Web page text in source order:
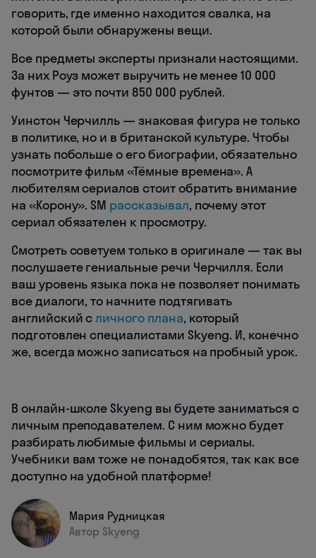
говорить, где именно находится свалка, на
которой были обнаружены вещи.
Все предметы эксперты признали настоящими.
За них Роуз может выручить не менее 10 000
фунтов — это почти 850 000 рублей.
Уинстон Черчилль — знаковая фигура не только
в политике, но и в британской культуре. Чтобы
узнать побольше о его биографии, обязательно
посмотрите фильм «Тёмные времена». А
любителям сериалов стоит обратить внимание
на «Корону». SM рассказывал, почему этот
сериал обязателен к просмотру.
Смотреть советуем только в оригинале — так вы
послушаете гениальные речи Черчилля. Если
ваш уровень языка пока не позволяет понимать
все диалоги, то начните подтягивать
английский сличного плана, который
подготовлен специалистами Skyeng. И, конечно
же, всегда можно записаться на пробный урок.
В онлайн-школе Skyeng вы будете заниматься с
личным преподавателем. С ним можно будет
разбирать любимые фильмы и сериалы.
Учебники вам тоже не понадобятся, так как все
доступно на удобной платформе!
Мария Рудницкая
Автор Skyeng